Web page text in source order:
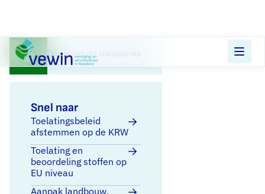
Direct naar content
Terug naar de startpagina
Download dit standpunt
Snel naar
Toelatingsbeleid
afstemmen op de KRW
Toelating en
beoordeling stoffen op
EU niveau
Aanpak landbouw,